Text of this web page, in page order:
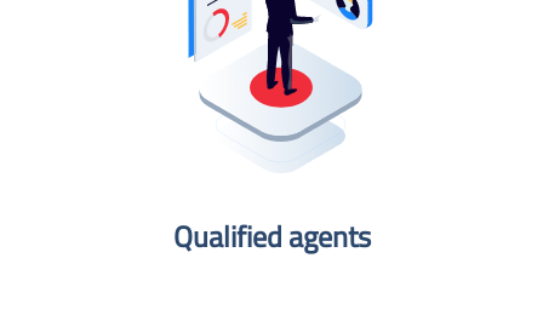
Qualified agents​